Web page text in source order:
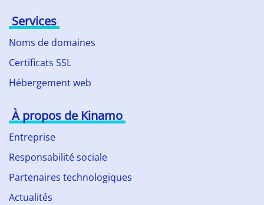
Services
Noms de domaines
Certificats SSL
Hébergement web
À propos de Kinamo
Entreprise
Responsabilité sociale
Partenaires technologiques
Actualités